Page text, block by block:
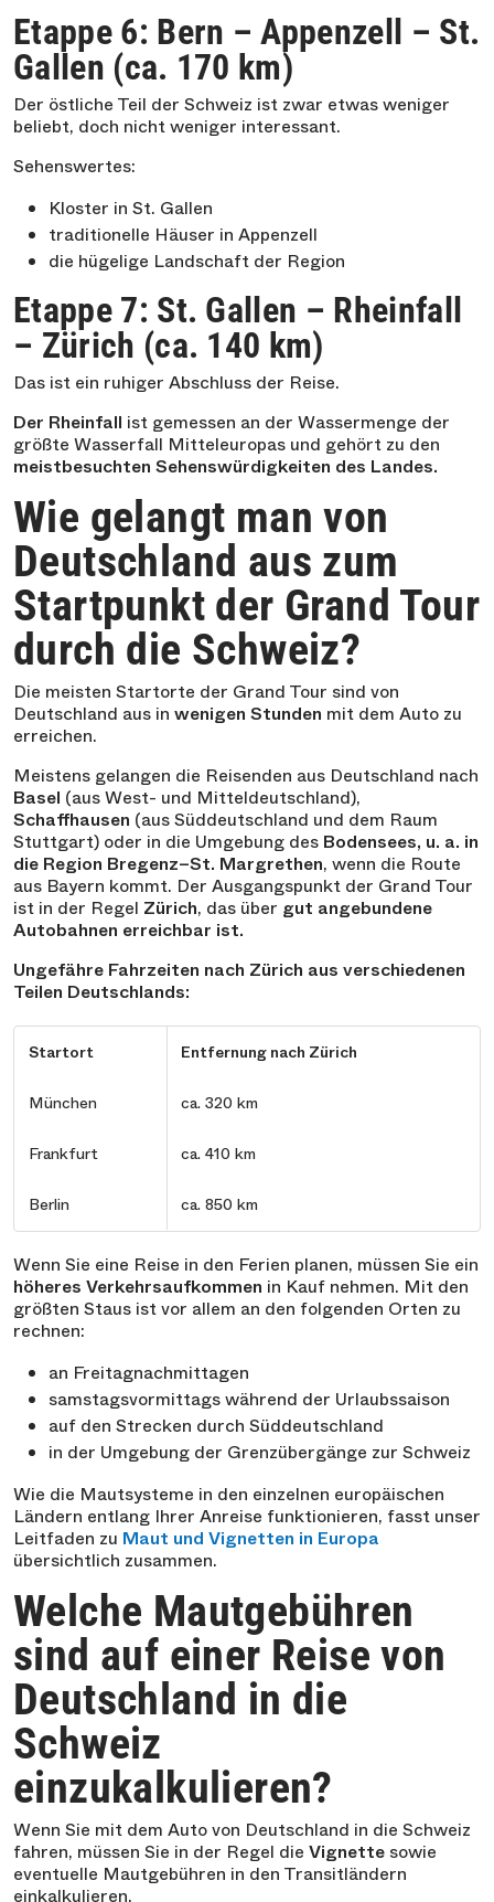
Etappe 6: Bern – Appenzell – St.
Gallen (ca. 170 km)
Der östliche Teil der Schweiz ist zwar etwas weniger
beliebt, doch nicht weniger interessant.
Sehenswertes:
Kloster in St. Gallen
traditionelle Häuser in Appenzell
die hügelige Landschaft der Region
Etappe 7: St. Gallen – Rheinfall
– Zürich (ca. 140 km)
Das ist ein ruhiger Abschluss der Reise.
Der Rheinfall ist gemessen an der Wassermenge der
größte Wasserfall Mitteleuropas und gehört zu den
meistbesuchten Sehenswürdigkeiten des Landes.
Wie gelangt man von
Deutschland aus zum
Startpunkt der Grand Tour
durch die Schweiz?
Die meisten Startorte der Grand Tour sind von
Deutschland aus in wenigen Stunden mit dem Auto zu
erreichen.
Meistens gelangen die Reisenden aus Deutschland nach
Basel (aus West- und Mitteldeutschland),
Schaffhausen (aus Süddeutschland und dem Raum
Stuttgart) oder in die Umgebung des Bodensees, u. a. in
die Region Bregenz–St. Margrethen, wenn die Route
aus Bayern kommt. Der Ausgangspunkt der Grand Tour
ist in der Regel Zürich, das über gut angebundene
Autobahnen erreichbar ist.
Ungefähre Fahrzeiten nach Zürich aus verschiedenen
Teilen Deutschlands:
Startort Entfernung nach Zürich
München ca. 320 km
Frankfurt ca. 410 km
Berlin ca. 850 km
Wenn Sie eine Reise in den Ferien planen, müssen Sie ein
höheres Verkehrsaufkommen in Kauf nehmen. Mit den
größten Staus ist vor allem an den folgenden Orten zu
rechnen:
an Freitagnachmittagen
samstagsvormittags während der Urlaubssaison
auf den Strecken durch Süddeutschland
in der Umgebung der Grenzübergänge zur Schweiz
Wie die Mautsysteme in den einzelnen europäischen
Ländern entlang Ihrer Anreise funktionieren, fasst unser
Leitfaden zu Maut und Vignetten in Europa
übersichtlich zusammen.
Welche Mautgebühren
sind auf einer Reise von
Deutschland in die
Schweiz
einzukalkulieren?
Wenn Sie mit dem Auto von Deutschland in die Schweiz
fahren, müssen Sie in der Regel die Vignette sowie
eventuelle Mautgebühren in den Transitländern
einkalkulieren.